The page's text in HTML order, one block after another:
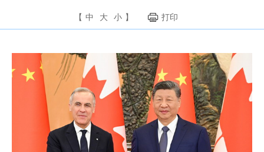
【 中 大 小 】 打印